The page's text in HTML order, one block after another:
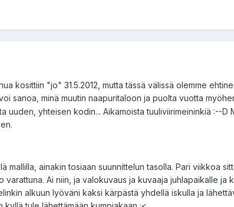
kosittiin "jo" 31.5.2012, mutta tässä välissä olemme
sanoa, minä muutin naapuritaloon ja puolta vuotta
uuden, yhteisen kodin... Aikamoista tuuliviirimeininkiä :--D
mallilla, ainakin tosiaan suunnittelun tasolla. Pari viikkoa
Ai niin, ja valokuvaus ja kuvaaja juhlapaikalle ja
alkuun lyöväni kaksi kärpästä yhdellä iskulla ja